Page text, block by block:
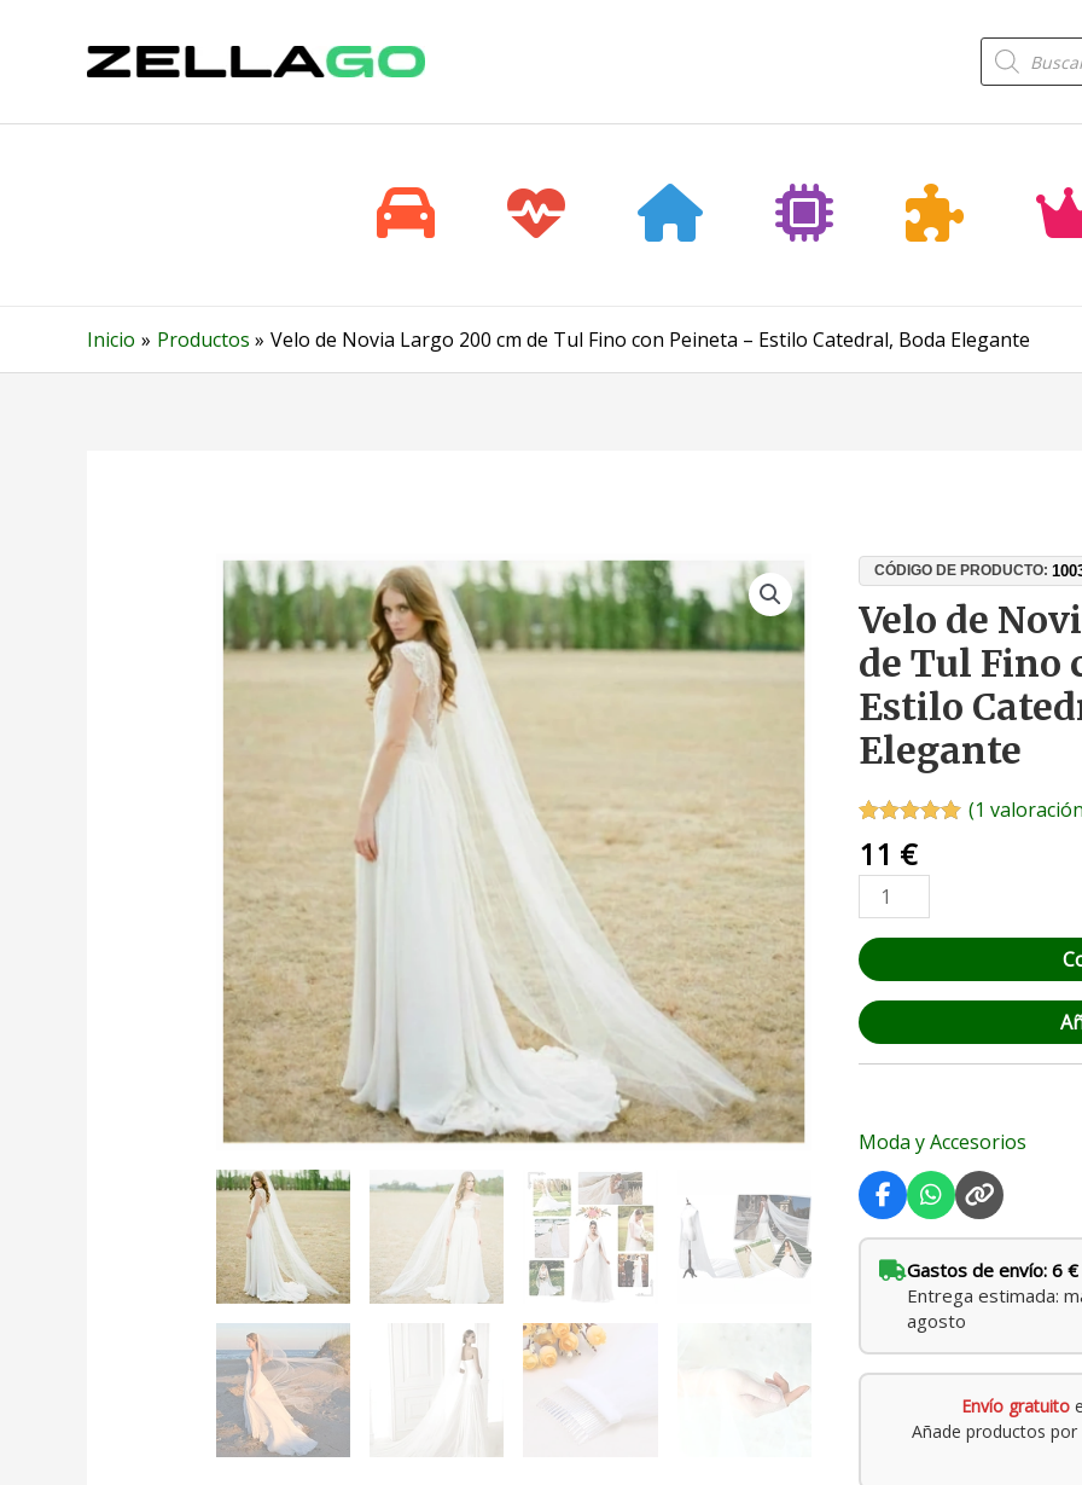
contenido
Búsqueda
de
productos
Inicio Productos Velo de Novia Largo 200 cm de Tul Fino con Peineta – Estilo Catedral, Boda Elegante
CÓDIGO DE PRODUCTO:
Velo de
de Tul Fino
Estilo
Elegante
de 5 en
base a
valoración de
un cliente
(1
11 €
Velo
Novia
Largo
200
cm
de
Fino
con
Peineta
Catedral,
Boda
Elegante
cantidad
Moda y Accesorios
Gastos de envío: 6 €
Entrega estimada:
agosto
Envío gratuito
Añade productos